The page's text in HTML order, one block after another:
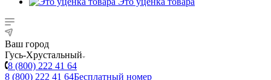
Ваш город
Гусь-Хрустальный
8 (800) 222 41 64
8 (800) 222 41 64Бесплатный номер